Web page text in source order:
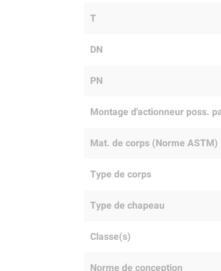
T
DN
PN
Montage d'actionneur poss.
Mat. de corps (Norme ASTM)
Type de corps
Type de chapeau
Classe(s)
Norme de conception